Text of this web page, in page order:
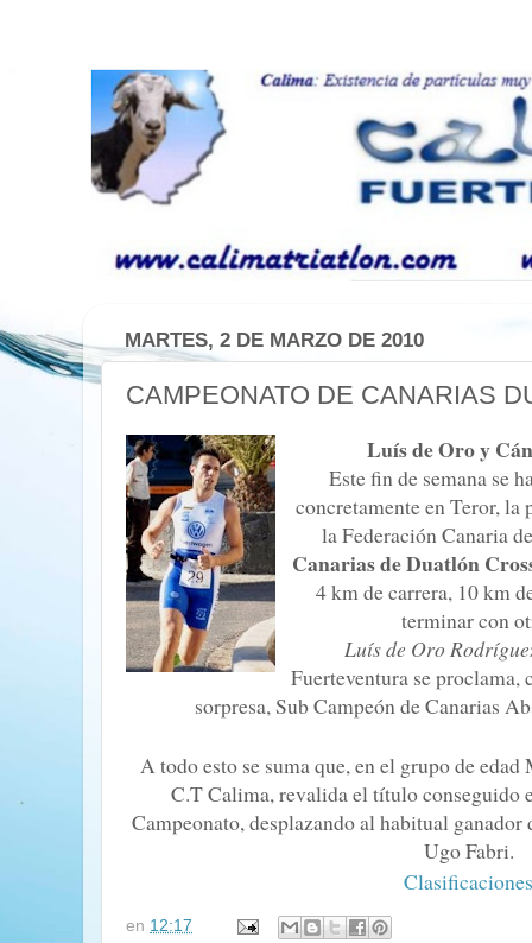
MARTES, 2 DE MARZO DE 2010
CAMPEONATO DE CANARIAS
Luís de Oro y
Este fin de semana se
concretamente en Teror,
la Federación Canaria
Canarias de Duatlón
4 km de carrera, 10 km
terminar con
Luís de Oro
Fuerteventura se
sorpresa, Sub Campeón de Canarias
A todo esto se suma que, en el grupo de
C.T Calima, revalida el título conseguido
Campeonato, desplazando al habitual
Ugo Fabri.
en 12:17